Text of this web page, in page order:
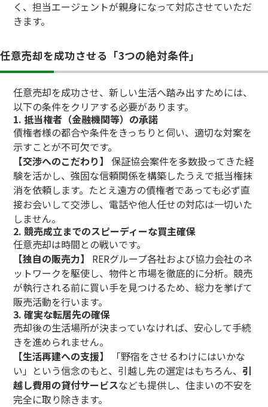
く、担当エージェントが親身になって対応させていただ
きます。
任意売却を成功させる「3つの絶対条件」
任意売却を成功させ、新しい生活へ踏み出すためには、
以下の条件をクリアする必要があります。
1. 抵当権者（金融機関等）の承諾
債権者様の都合や条件をきっちりと伺い、適切な対案を
示すことが不可欠です。
【交渉へのこだわり】 保証協会案件を多数扱ってきた経
験を活かし、強固な信頼関係を構築したうえで抵当権抹
消を依頼します。たとえ遠方の債権者であっても必ず直
接お会いして交渉し、電話や他人任せの対応は一切いた
しません。
2. 競売成立までのスピーディーな買主確保
任意売却は時間との戦いです。
【独自の販売力】
RERグループ各社および協力会社のネ
ットワークを駆使し、物件と市場を徹底的に分析。競売
が執行される前に買い手を見つけるため、総力を挙げて
販売活動を行います。
3. 確実な転居先の確保
売却後の生活場所が決まっていなければ、安心して手続
きを進められません。
【生活再建への支援】
「野宿をさせるわけにはいかな
い」という信念のもと、引越し先の選定はもちろん、 引
越し費用の貸付サービスなども提供し、住まいの不安を
完全に取り除きます。